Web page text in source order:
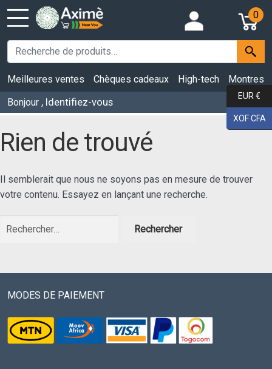
0
Meilleures ventes Chèques cadeaux High-tech
Montres
Bonjour , Identifiez-vous
Rien de trouvé
Il semblerait que nous ne soyons pas en mesure de trouver
votre contenu. Essayez en lançant une recherche.
Rechercher :
MODES DE PAIEMENT
EUR €
XOF CFA